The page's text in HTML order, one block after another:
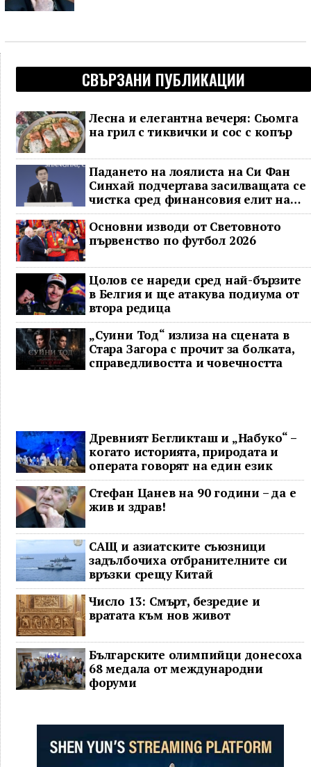
СВЪРЗАНИ ПУБЛИКАЦИИ
Лесна и елегантна вечеря: Сьомга
на грил с тиквички и сос с копър
Падането на лоялиста на Си Фан
Синхай подчертава засилващата се
чистка сред финансовия елит на
Китай
Основни изводи от Световното
първенство по футбол 2026
Цолов се нареди сред най-бързите
в Белгия и ще атакува подиума от
втора редица
„Суини Тод“ излиза на сцената в
Стара Загора с прочит за болката,
справедливостта и човечността
Древният Бегликташ и „Набуко“ –
когато историята, природата и
операта говорят на един език
Стефан Цанев на 90 години – да е
жив и здрав!
САЩ и азиатските съюзници
задълбочиха отбранителните си
връзки срещу Китай
Число 13: Смърт, безредие и
вратата към нов живот
Българските олимпийци донесоха
68 медала от международни
форуми